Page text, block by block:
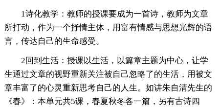
1诗化教学：教师的授课要成为一首诗，教师为文章
所打动，作为一个抒情主体，用富有情感与思想光辉的语
言，传达自己的生命感受。
2回到生活：授课以生活，以篇章主题为中心，让学
生通过文章的视野重新关注被自己忽略了的生活，用被文
章丰富了的心灵重新思考自己的人生。如讲朱自清先生的
《春》：本单元共5课，春夏秋冬各一篇，另有古诗四